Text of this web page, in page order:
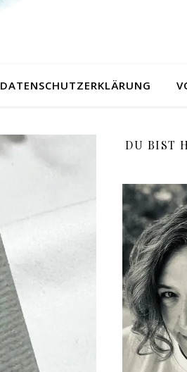
DATENSCHUTZERKLÄRUNG
DU BIST